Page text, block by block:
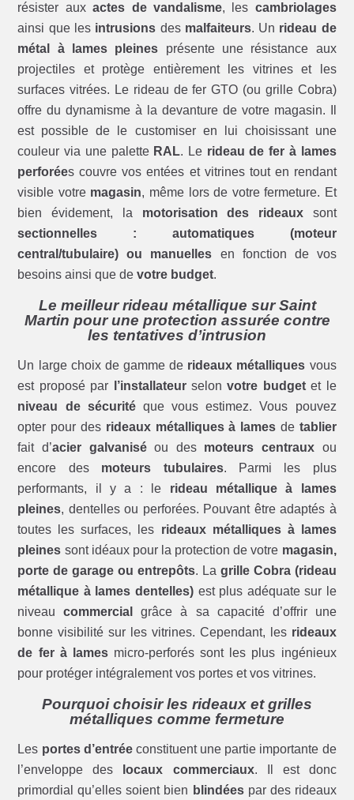
résister auxactes de vandalisme, les cambriolages
ainsi que les intrusions des malfaiteurs. Un rideau de
métal à lames pleines présente une résistance aux
projectiles et protège entièrement les vitrines et les
surfaces vitrées. Le rideau de fer GTO (ou grille Cobra)
offre du dynamisme à la devanture de votre magasin. Il
est possible de le customiser en lui choisissant une
couleur via une palette RAL. Le rideau de fer à lames
perforées couvre vos entées et vitrines tout en rendant
visible votre magasin, même lors de votre fermeture. Et
bien évidement, la motorisation des rideauxsont
sectionnelles : automatiques (moteur
central/tubulaire) ou manuelles en fonction de vos
besoins ainsi que devotre budget.
Le meilleur rideau métallique sur Saint
Martin pour une protection assurée contre
les tentatives d’intrusion
Un large choix de gamme de rideaux métalliques vous
est proposé par
l’installateurselonvotre budgetet le
niveau de sécuritéque vous estimez. Vous pouvez
opter pour des rideaux métalliques à lames de tablier
fait d’acier galvaniséou des moteurs centraux ou
encore des moteurs tubulaires. Parmi les plus
performants, il y a : le rideau métallique à lames
pleines, dentelles ou perforées. Pouvant être adaptés à
toutes les surfaces, les rideaux métalliques à lames
pleines sont idéaux pour la protection de votre magasin,
porte de garage ou entrepôts. La grille Cobra (rideau
métallique à lames dentelles)est plus adéquate sur le
niveaucommercial
grâce à sa capacité d’offrir une
bonne visibilité sur les vitrines. Cependant, les rideaux
de fer à lamesmicro-perforés sont les plus ingénieux
pour protéger intégralement vos portes et vos vitrines.
Pourquoi choisir les rideaux et grilles
métalliques comme fermeture
Les portes d’entréeconstituent une partie importante de
l’enveloppe des
locaux commerciaux. Il est donc
primordial qu’elles soient bien blindéespar des rideaux